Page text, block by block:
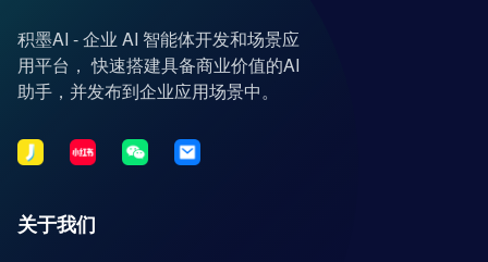
积墨AI - 企业 AI 智能体开发和场景应
用平台， 快速搭建具备商业价值的AI
助手，并发布到企业应用场景中。
关于我们